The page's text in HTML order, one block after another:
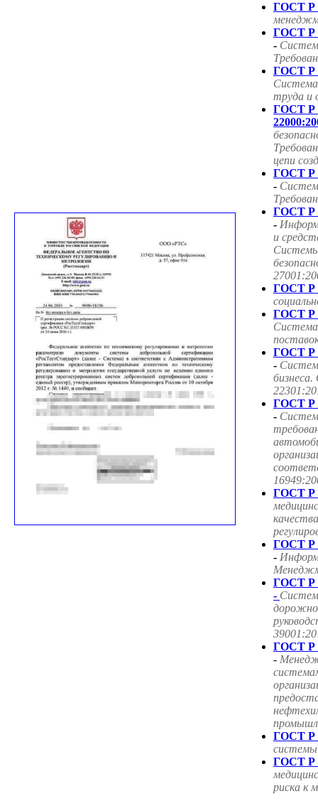
ГОСТ Р
ГОСТ Р
-
ГОСТ Р
труда и
ГОСТ
цепи
ГОСТ Р
-
ГОСТ Р
-
и
ГОСТ Р
ГОСТ Р
ГОСТ Р
-
ГОСТ Р
-
ГОСТ Р
ГОСТ Р
-
ГОСТ Р
-
ГОСТ Р
-
ГОСТ Р
системы
ГОСТ Р
риска к